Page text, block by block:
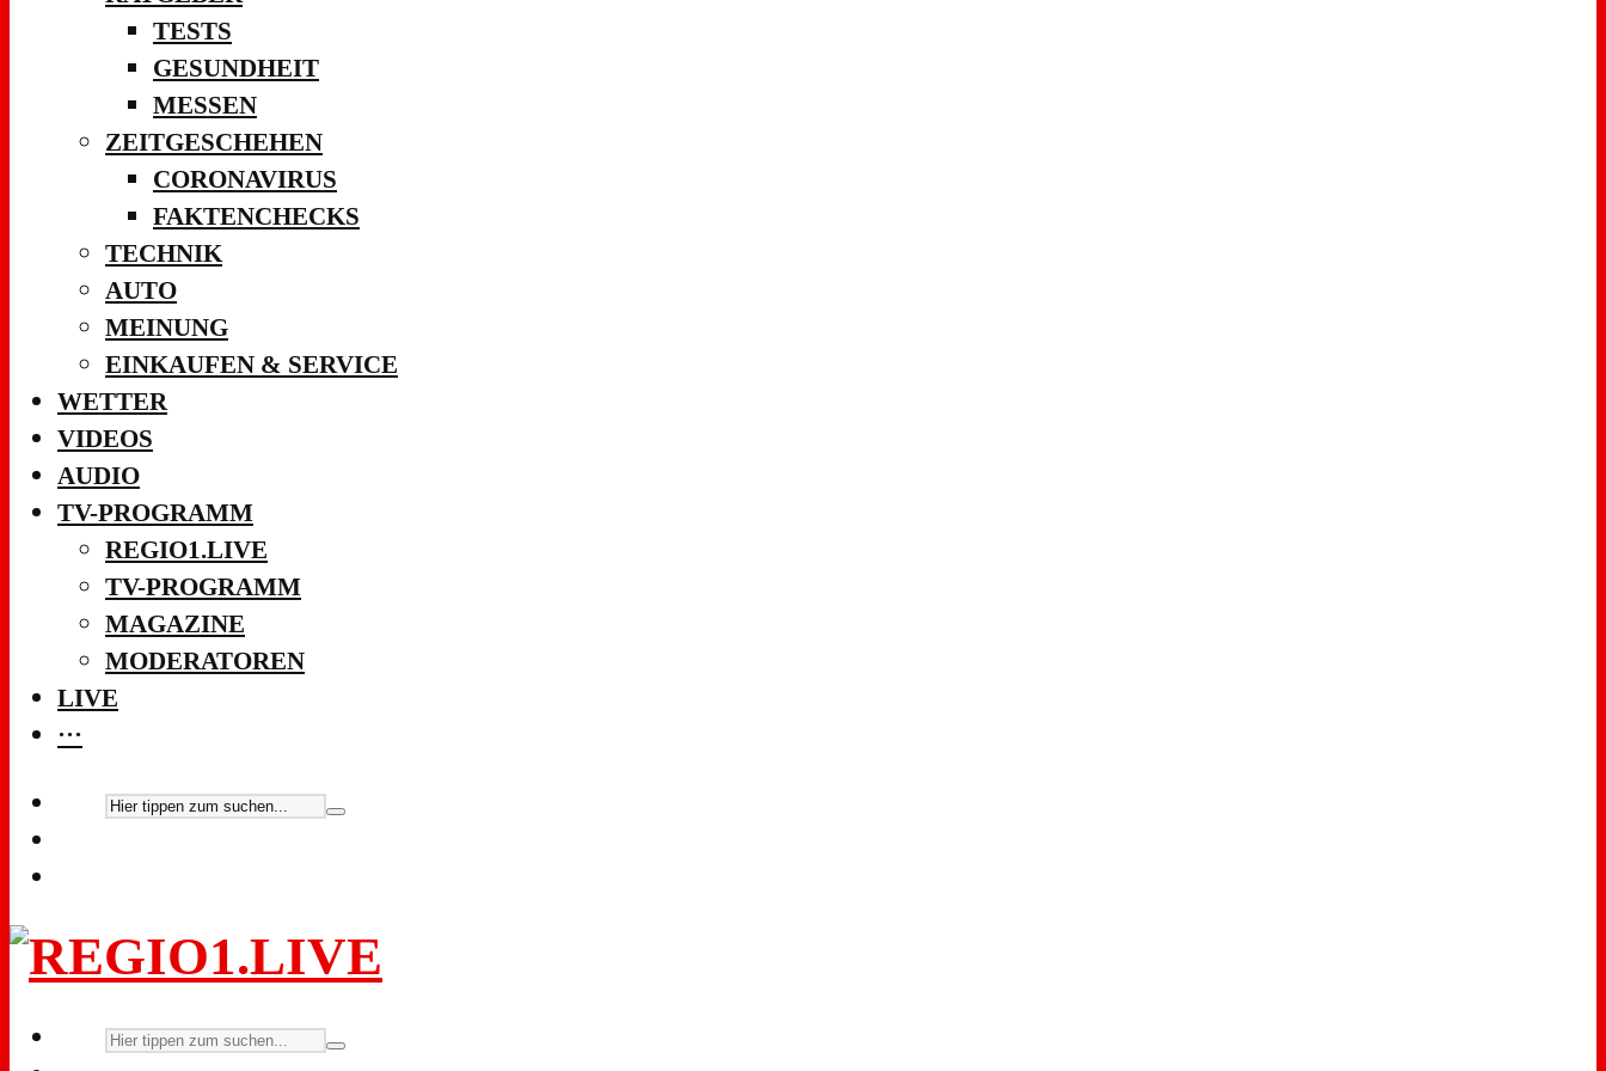
TESTS
GESUNDHEIT
MESSEN
ZEITGESCHEHEN
CORONAVIRUS
FAKTENCHECKS
TECHNIK
AUTO
MEINUNG
EINKAUFEN & SERVICE
WETTER
VIDEOS
AUDIO
TV-PROGRAMM
REGIO1.LIVE
TV-PROGRAMM
MAGAZINE
MODERATOREN
LIVE
···